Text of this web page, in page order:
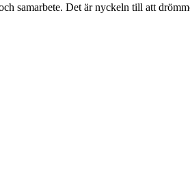
samarbete. Det är nyckeln till att